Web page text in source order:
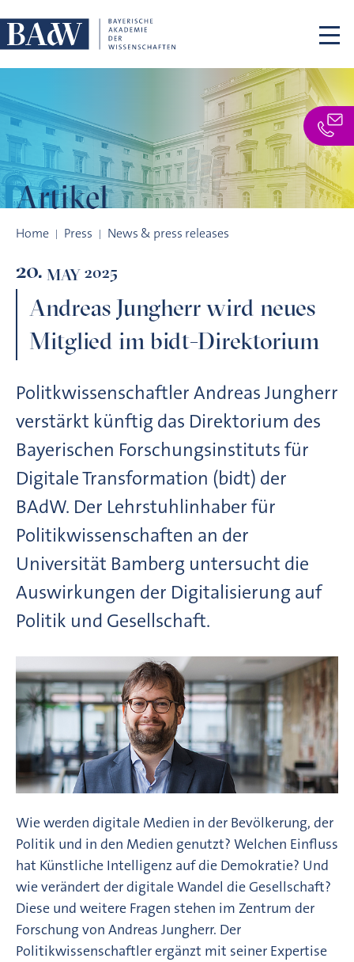
Artikel
Home Press News & press releases
20. MAY 2025
Andreas Jungherr wird neues
Mitglied im bidt-Direktorium
Politkwissenschaftler Andreas Jungherr
verstärkt künftig das Direktorium des
Bayerischen Forschungsinstituts für
Digitale Transformation (bidt) der
BAdW. Der Lehrstuhlinhaber für
Politikwissenschaften an der
Universität Bamberg untersucht die
Auswirkungen der Digitalisierung auf
Politik und Gesellschaft.
Wie werden digitale Medien in der Bevölkerung, der
Politik und in den Medien genutzt? Welchen Einfluss
hat Künstliche Intelligenz auf die Demokratie? Und
wie verändert der digitale Wandel die Gesellschaft?
Diese und weitere Fragen stehen im Zentrum der
Forschung von Andreas Jungherr. Der
Politikwissenschaftler ergänzt mit seiner Expertise